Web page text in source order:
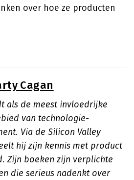
over hoe ze producten
Cagan
als de meest invloedrijke
van technologie-
Via de Silicon Valley
hij zijn kennis met product
Zijn boeken zijn verplichte
die serieus nadenkt over